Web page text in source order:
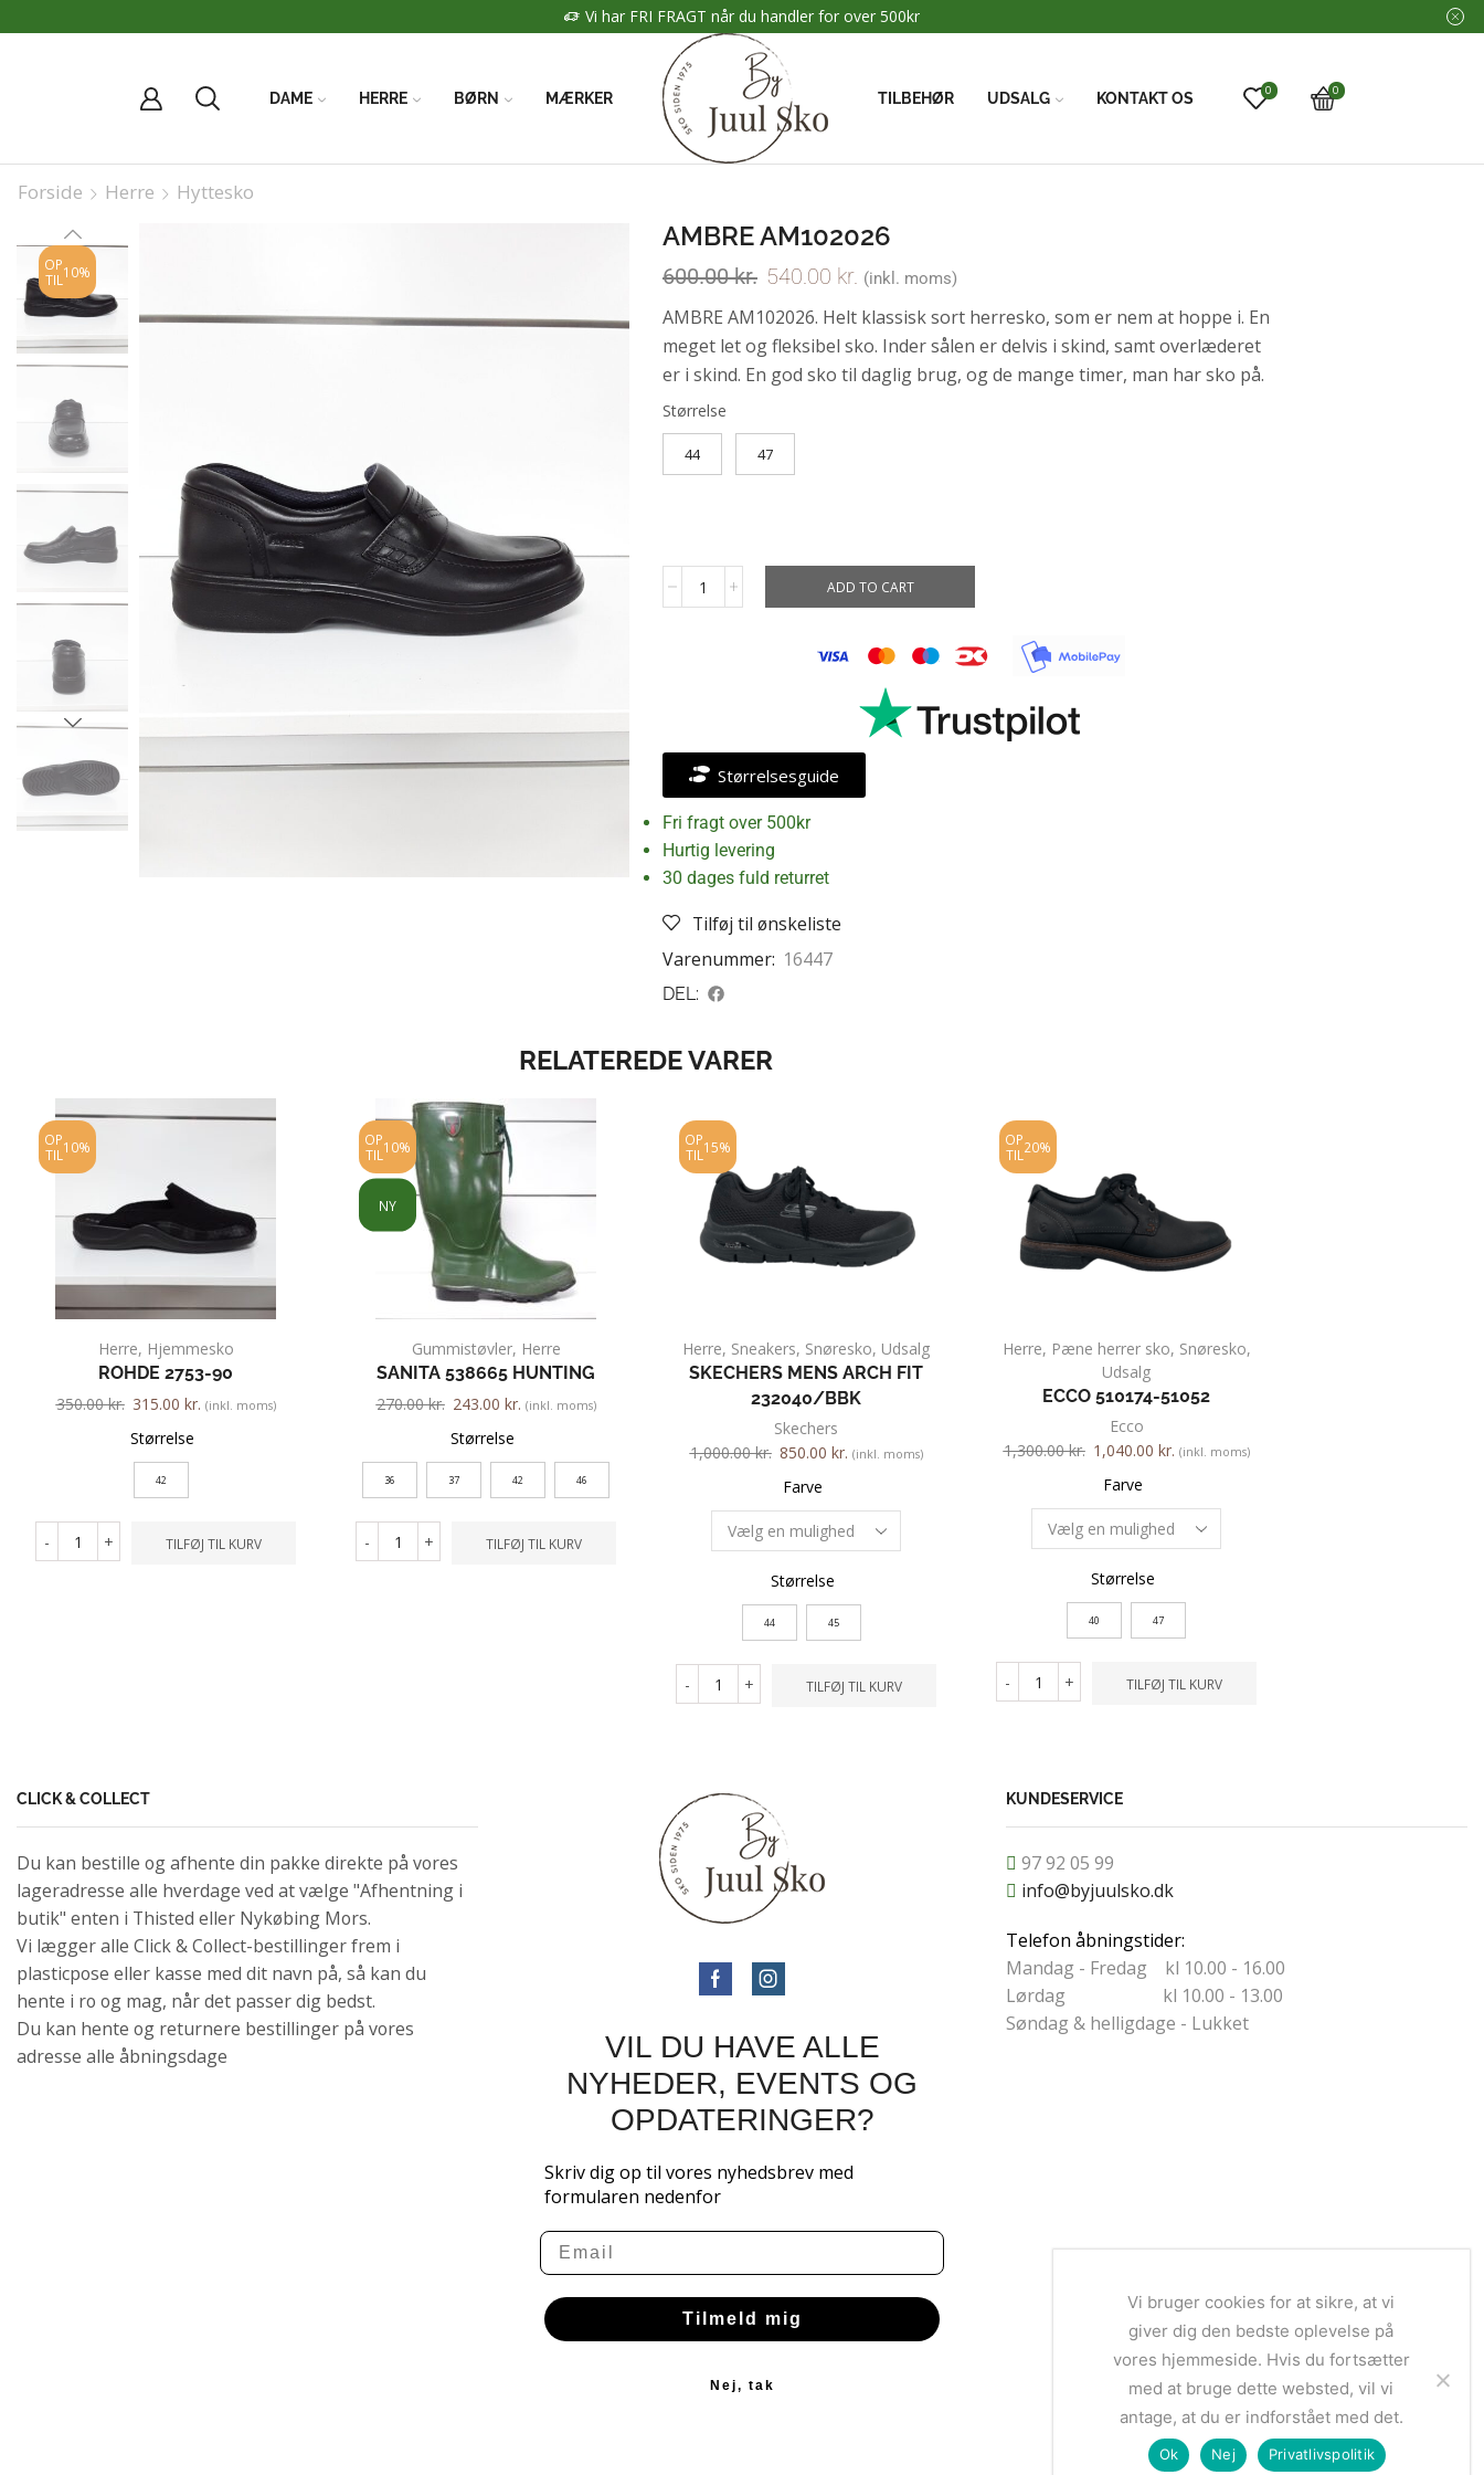
Vi har FRI FRAGT når du handler for over 500kr
DAME HERRE BØRN MÆRKER TILBEHØR UDSALG KONTAKT OS 0 0
Forside Herre Hyttesko
OP
TIL 10%
AMBRE AM102026
600.00kr. 540.00 kr. (inkl. moms)
AMBRE AM102026. Helt klassisk sort herresko, som er nem at hoppe i. En
meget let og fleksibel sko. Inder sålen er delvis i skind, samt overlæderet
er i skind. En god sko til daglig brug, og de mange timer, man har sko på.
Størrelse
44 47
ADD TO CART
Størrelsesguide
Fri fragt over 500kr
Hurtig levering
30 dages fuld returret
Tilføj til ønskeliste
Varenummer: 16447
DEL:
RELATEREDE VARER
OP
TIL 10%
Herre, Hjemmesko
ROHDE 2753-90
350.00kr. 315.00 kr. (inkl. moms)
Størrelse
42
- + TILFØJ TIL KURV
OP
TIL 10%
NY
Gummistøvler, Herre
SANITA 538665 HUNTING
270.00kr. 243.00 kr. (inkl. moms)
Størrelse
36 37 42 46
- + TILFØJ TIL KURV
OP
TIL 15%
Herre, Sneakers, Snøresko, Udsalg
SKECHERS MENS ARCH FIT
232040/BBK
Skechers
1,000.00kr. 850.00 kr. (inkl. moms)
Farve
Størrelse
44 45
- + TILFØJ TIL KURV
OP
TIL 20%
Herre, Pæne herrer sko, Snøresko,
Udsalg
ECCO 510174-51052
Ecco
1,300.00kr. 1,040.00 kr. (inkl. moms)
Farve
Størrelse
40 47
- + TILFØJ TIL KURV
CLICK & COLLECT
Du kan bestille og afhente din pakke direkte på vores
lageradresse alle hverdage ved at vælge "Afhentning i
butik" enten i Thisted eller Nykøbing Mors.
Vi lægger alle Click & Collect-bestillinger frem i
plasticpose eller kasse med dit navn på, så kan du
hente i ro og mag, når det passer dig bedst.
Du kan hente og returnere bestillinger på vores
adresse alle åbningsdage
VIL DU HAVE ALLE
NYHEDER, EVENTS OG
OPDATERINGER?
Skriv dig op til vores nyhedsbrev med
formularen nedenfor
Email
Tilmeld mig
Nej, tak
KUNDESERVICE
97 92 05 99
info@byjuulsko.dk
Telefon åbningstider:
Mandag - Fredag kl 10.00 - 16.00
Lørdag kl 10.00 - 13.00
Søndag & helligdage - Lukket
Vi bruger cookies for at sikre, at vi
giver dig den bedste oplevelse på
vores hjemmeside. Hvis du fortsætter
med at bruge dette websted, vil vi
antage, at du er indforstået med det.
Ok Nej Privatlivspolitik